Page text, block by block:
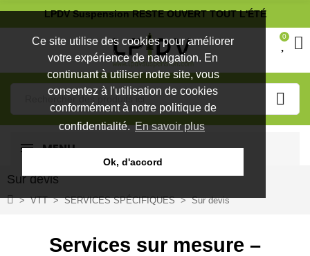
Ce site utilise des cookies pour améliorer
votre expérience de navigation. En
continuant à utiliser notre site, vous
consentez à l'utilisation de cookies
conformément à notre politique de
confidentialité.En savoir plus
Ok, d'accord
LPDV Suspension RESTE OUVERT TOUT L'ÉTÉ
0
MENU
Sur devis
VTT SERVICES SPÉCIFIQUES Sur devis
Services sur mesure –